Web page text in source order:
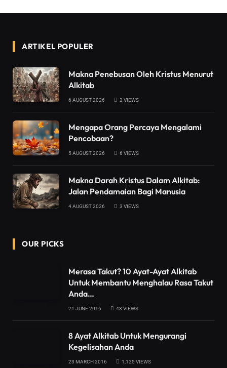
ARTIKEL POPULER
Makna Penebusan Oleh Kristus Menurut
Alkitab
6 AUGUST 2026 2 VIEWS
Mengapa Orang Percaya Mengalami
Pencobaan?
5 AUGUST 2026 6 VIEWS
Makna Darah Kristus Dalam Alkitab:
Jalan Pendamaian Bagi Manusia
4 AUGUST 2026 3 VIEWS
OUR PICKS
Merasa Takut? 10 Ayat-Ayat Alkitab
Untuk Membantu Menghalau Rasa Takut
Anda…
21 JUNE 2016 43 VIEWS
8 Ayat Alkitab Untuk Mengurangi
Kegelisahan Anda
23 MARCH 2016 1,125VIEWS